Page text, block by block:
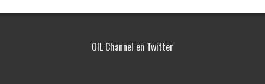
OIL Channel en Twitter